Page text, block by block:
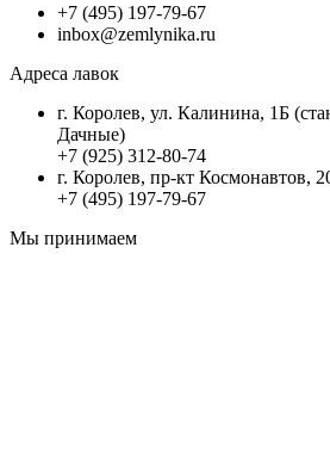
+7 (495) 197-79-67
inbox@zemlynika.ru
Адреса лавок
г. Королев, ул. Калинина, 1Б
Дачные)
+7 (925) 312-80-74
г. Королев, пр-кт Космонавтов,
+7 (495) 197-79-67
Мы принимаем